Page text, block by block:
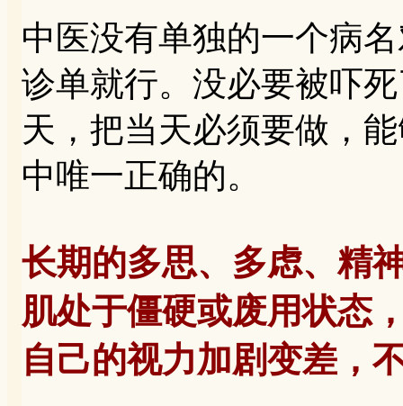
中医没有单独的一个病
诊单就行。没必要被吓
天，把当天必须要做，
中唯一正确的。
长期的多思、多虑、精
肌处于僵硬或废用状态
自己的视力加剧变差，